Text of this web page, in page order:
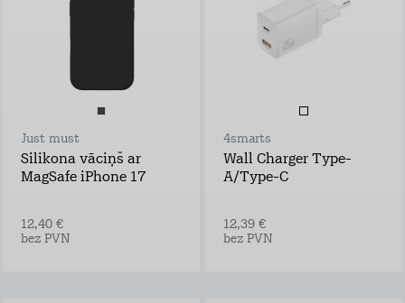
Just must
Silikona vāciņš ar
MagSafe iPhone 17
12,40 €
bez PVN
4smarts
Wall Charger Type-
A/Type-C
12,39 €
bez PVN